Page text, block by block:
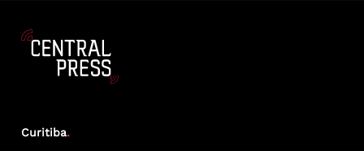
Curitiba.